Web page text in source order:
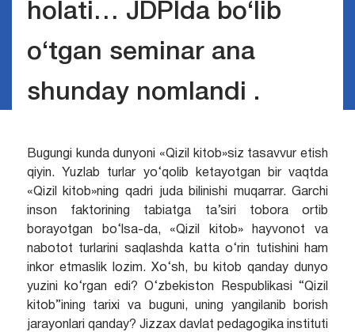
holati… JDPIda bo‘lib
o‘tgan seminar ana
shunday nomlandi .
Bugungi kunda dunyoni «Qizil kitob»siz tasavvur etish
qiyin. Yuzlab turlar yo‘qolib ketayotgan bir vaqtda
«Qizil kitob»ning qadri juda bilinishi muqarrar. Garchi
inson faktorining tabiatga ta’siri tobora ortib
borayotgan bo‘lsa-da, «Qizil kitob» hayvonot va
nabotot turlarini saqlashda katta o‘rin tutishini ham
inkor etmaslik lozim. Xo‘sh, bu kitob qanday dunyo
yuzini ko‘rgan edi? O‘zbekiston Respublikasi “Qizil
kitob”ining tarixi va buguni, uning yangilanib borish
jarayonlari qanday? Jizzax davlat pedagogika instituti